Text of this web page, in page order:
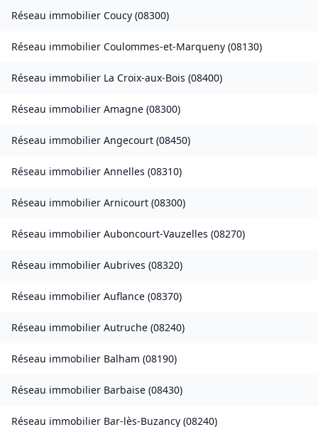
Réseau immobilier Coucy (08300)
Réseau immobilier Coulommes-et-Marqueny (08130)
Réseau immobilier La Croix-aux-Bois (08400)
Réseau immobilier Amagne (08300)
Réseau immobilier Angecourt (08450)
Réseau immobilier Annelles (08310)
Réseau immobilier Arnicourt (08300)
Réseau immobilier Auboncourt-Vauzelles (08270)
Réseau immobilier Aubrives (08320)
Réseau immobilier Auflance (08370)
Réseau immobilier Autruche (08240)
Réseau immobilier Balham (08190)
Réseau immobilier Barbaise (08430)
Réseau immobilier Bar-lès-Buzancy (08240)